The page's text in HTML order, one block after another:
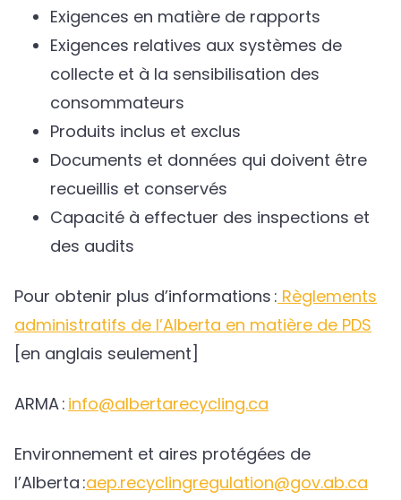
Exigences en matière de rapports
Exigences relatives aux systèmes de
collecte et à la sensibilisation des
consommateurs
Produits inclus et exclus
Documents et données qui doivent être
recueillis et conservés
Capacité à effectuer des inspections et
des audits
Pour obtenir plus d’informations : Règlements
administratifs de l’Alberta en matière de PDS
[en anglais seulement]
ARMA : info@albertarecycling.ca
Environnement et aires protégées de
l’Alberta :aep.recyclingregulation@gov.ab.ca